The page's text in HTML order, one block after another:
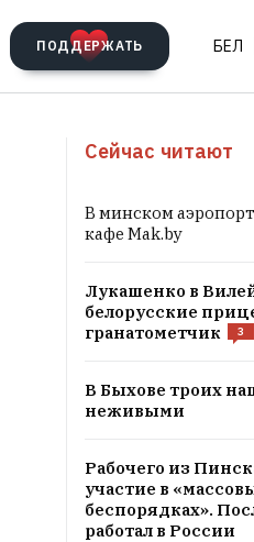
ПОДДЕРЖАТЬ БЕЛ
Сейчас читают
В минском
кафе Mak.by
Лукашенко в
белорусские
гранатометчик
3
В Быхове троих
неживыми
Рабочего из
участие в
беспорядках».
работал в России